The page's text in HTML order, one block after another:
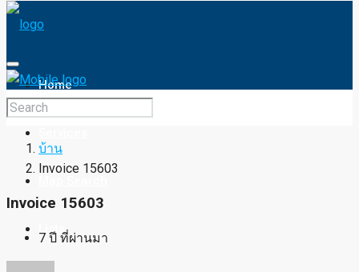
Home
Lists
บ้าน
Invoice 15603
Invoice 15603
7 ปี ที่ผ่านมา